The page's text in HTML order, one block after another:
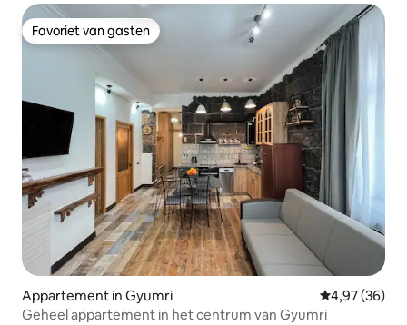
Favoriet van gasten
Favoriet van gasten
Appartement in Gyumri Gemiddelde
4,97 (36)
Geheel appartement in het centrum van Gyumri